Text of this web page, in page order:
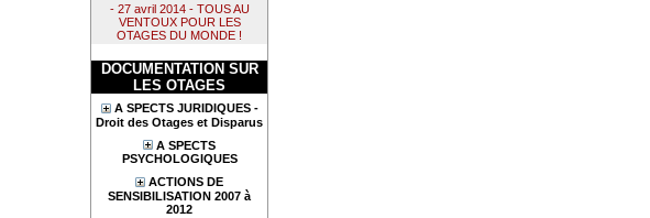
- 27 avril 2014 - TOUS AU
VENTOUX POUR LES
OTAGES DU MONDE !
DOCUMENTATION SUR
LES OTAGES
A SPECTS JURIDIQUES -
Droit des Otages et Disparus
A SPECTS
PSYCHOLOGIQUES
ACTIONS DE
SENSIBILISATION 2007 à
2012